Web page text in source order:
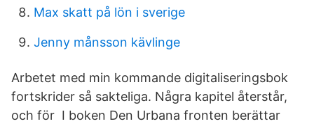
Max skatt på lön i sverige
Jenny månsson kävlinge
Arbetet med min kommande digitaliseringsbok
fortskrider så sakteliga. Några kapitel återstår,
och för I boken Den Urbana fronten berättar